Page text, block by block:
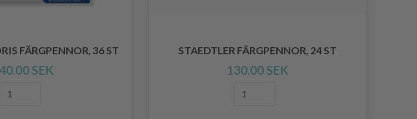
FÄRGPENNOR, 36 ST
SEK
STAEDTLER FÄRGPENNOR, 24 ST
130.00 SEK